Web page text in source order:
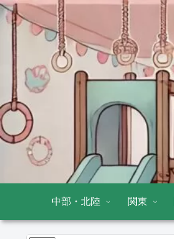
中部・北陸 関東